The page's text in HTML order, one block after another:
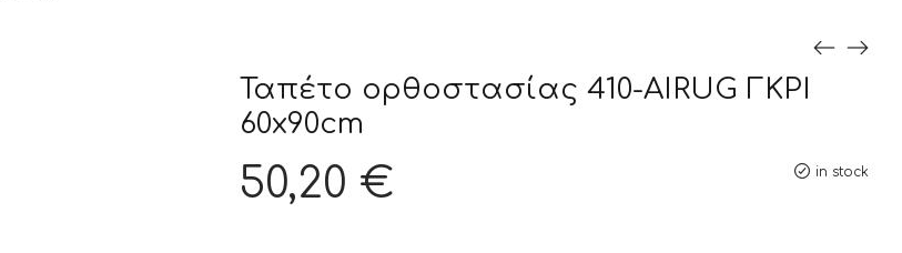
Ταπέτο ορθοστασίας 410-AIRUG ΓΚΡΙ
60x90cm
in stock
50,20 €